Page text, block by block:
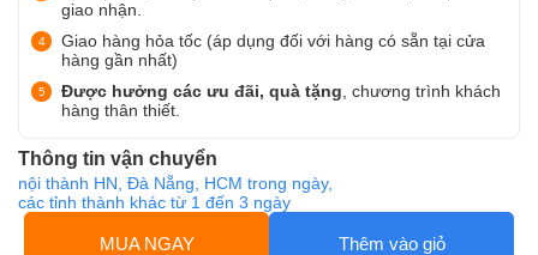
giao nhận.
Giao hàng hỏa tốc (áp dụng đối với hàng có sẵn tại cửa
hàng gần nhất)
Được hưởng các ưu đãi, quà tặng , chương trình khách
hàng thân thiết.
Thông tin vận chuyển
nội thành HN, Đà Nẵng, HCM trong ngày,
các tỉnh thành khác từ 1 đến 3 ngày
MUA NGAY Thêm vào giỏ